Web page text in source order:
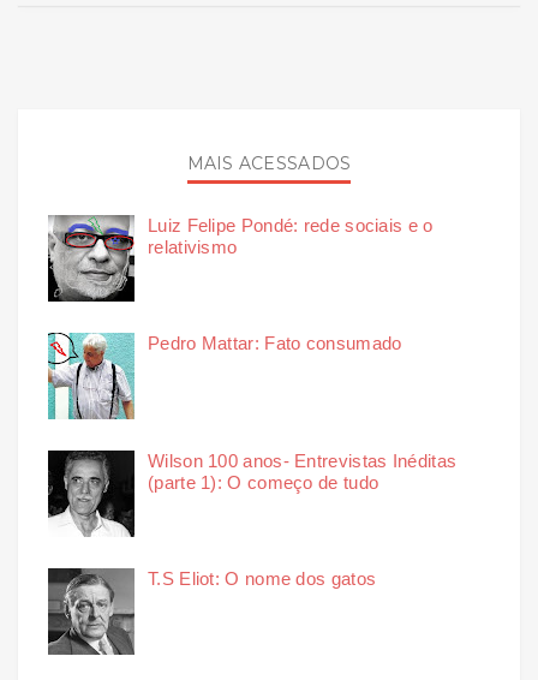
MAIS ACESSADOS
Luiz Felipe Pondé: rede sociais e o
relativismo
Pedro Mattar: Fato consumado
Wilson 100 anos- Entrevistas Inéditas
(parte 1): O começo de tudo
T.S Eliot: O nome dos gatos